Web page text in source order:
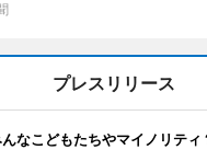
プレスリリース
なこどもたちやマイノリティ